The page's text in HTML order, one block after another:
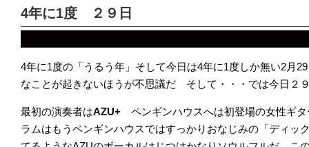
4年に1度 ２９日
4年に1度の「うるう年」そして今日は4年に1度しか無い2月
なことが起きないほうが不思議だ そして・・・では今日２
最初の演奏者はAZU+ ペンギンハウスへは初登場の女性ギ
ラムはもうペンギンハウスではすっかりおなじみの「ディ